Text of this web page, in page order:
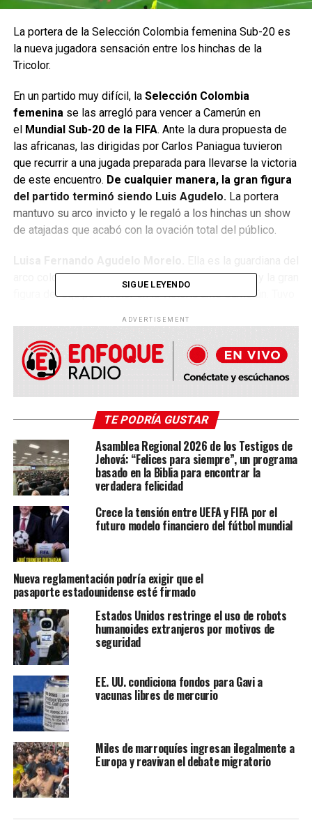
La portera de la Selección Colombia femenina Sub-20 es
la nueva jugadora sensación entre los hinchas de la
Tricolor.
En un partido muy difícil, la Selección Colombia
femeninase las arregló para vencer a Camerún en
el Mundial Sub-20 de la FIFA. Ante la dura propuesta de
las africanas, las dirigidas por Carlos Paniagua tuvieron
que recurrir a una jugada preparada para llevarse la victoria
de este encuentro. De cualquier manera, la gran figura
del partido terminó siendo Luis Agudelo.La portera
mantuvo su arco invicto y le regaló a los hinchas un show
de atajadas que acabó con la ovación total del público.
arco colombiano en elMundial femenino Sub-20y la gran
figura del equipo Tricolor en la victoria ante Camerún. Tuvo
africanas acabaran con su invicto en el torneo.La caleña
de 17 años se lució bajo los tres palos y dio muestra
de sus impresionantes reflejos.
Respondió en los
momentos exactos y gracias a
ella, las‘Superpoderosas’ganaron por segunda vez en El
Las dos impecables atajadas de
Luisa Agudelo ante Camerún
Luisa Agudelo fue la directa responsable de que Camerún
no pudiera anotar gol ante Colombia. La portera del
Deportivo Cali tuvo dos apariciones notables con las que
logró ahogar el grito de gol de las africanas.
volada de la portera colombiana se registró al minuto
28′ del primer tiempo.Intentaron sorprenderla con un
sensacional. Estiró todo su cuerpo por el aire y desvió un
balón que iba directo a la red.
(VIDEO) Volada y afuera: la primera
gran atajada de Luisa ante Camerún
¡QUÉ VOLADA LUISA! ?
La portera colombiana
atajó un remate cruzado de
SIGUE LEYENDO
ADVERTISEMENT
TE PODRÍA GUSTAR
Asamblea Regional 2026 de los Testigos de
Jehová: “Felices para siempre”, un programa
basado en la Biblia para encontrar la
verdadera felicidad
Crece la tensión entre UEFA y FIFA por el
futuro modelo financiero del fútbol mundial
Nueva reglamentación podría exigir que el
pasaporte estadounidense esté firmado
Estados Unidos restringe el uso de robots
humanoides extranjeros por motivos de
seguridad
EE. UU. condiciona fondos para Gavi a
vacunas libres de mercurio
Miles de marroquíes ingresan ilegalmente a
Europa y reavivan el debate migratorio